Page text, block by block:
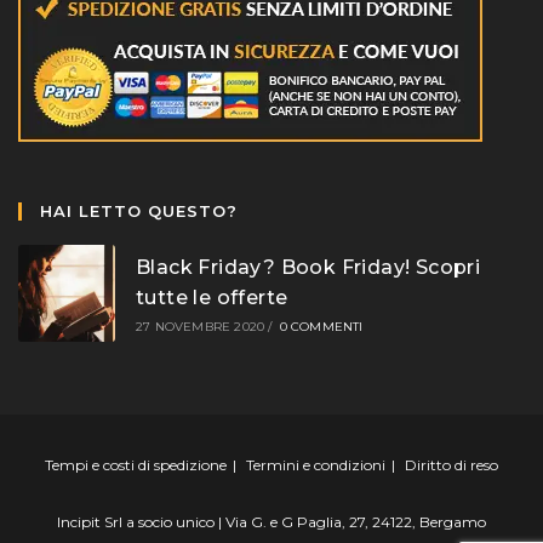
HAI LETTO QUESTO?
Black Friday? Book Friday! Scopri
tutte le offerte
27 NOVEMBRE 2020 / 0 COMMENTI
Tempi e costi di spedizione Termini e condizioni Diritto di reso
Incipit Srl a socio unico | Via G. e G Paglia, 27, 24122, Bergamo